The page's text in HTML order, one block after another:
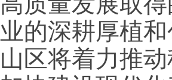
业的深耕厚植
山区将着力推